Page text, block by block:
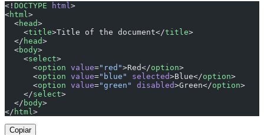
<! DOCTYPE html >
<html >
  <
head>
    <
title>Title of the document</title>
  </
head>
  <
body>
    <
select>
      <
option value="red">Red</option>
      <
option value="blue" selected>Blue</option>
      <
option value="green" disabled>Green</option>
    </
select>
  </
body>
</ html >
Copiar